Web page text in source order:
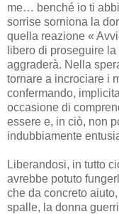
me… benché io ti
sorrise sorniona la
quella reazione «
libero di proseguire
aggraderà. Nella
tornare a incrociare i
confermando,
occasione di
essere e, in ciò, non
indubbiamente
Liberandosi, in tutto
avrebbe potuto
che da concreto
spalle, la donna